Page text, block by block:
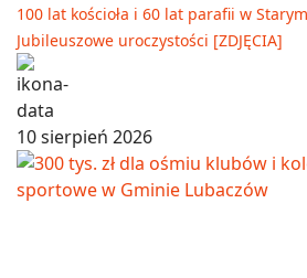
100 lat kościoła i 60 lat parafii w
Jubileuszowe uroczystości [ZDJĘCIA]
10 sierpień 2026